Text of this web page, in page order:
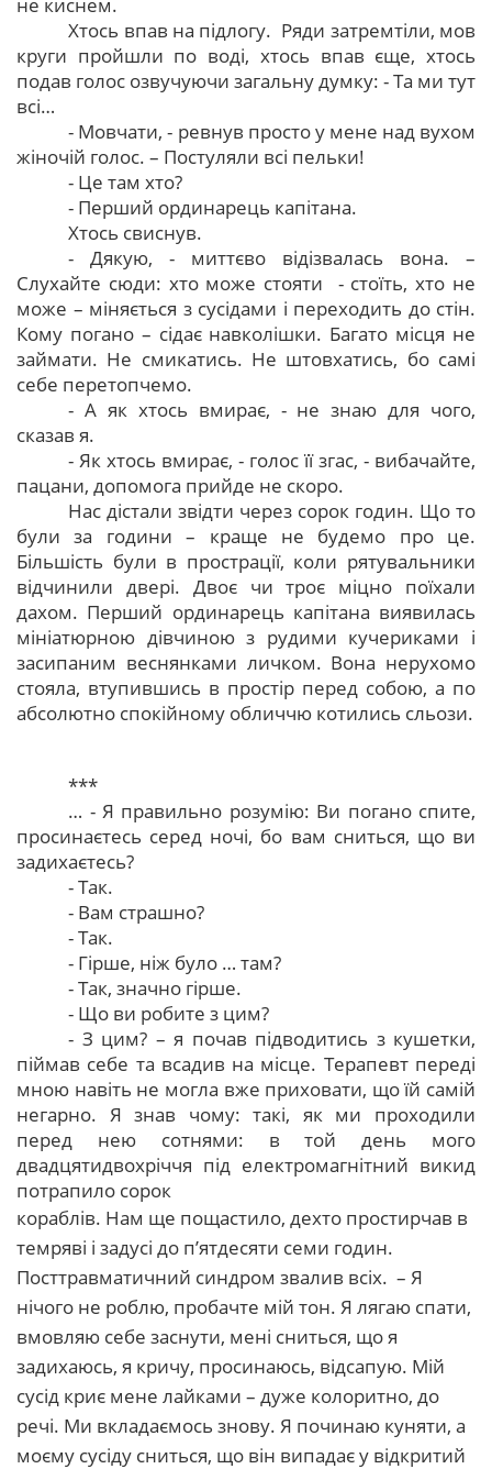
Хтось впав на підлогу. Ряди затремтіли, мов
круги пройшли по воді, хтось впав єще, хтось
подав голос озвучуючи загальну думку: - Та ми тут
всі…
- Мовчати, - ревнув просто у мене над вухом
жіночій голос. – Постуляли всі пельки!
- Це там хто?
- Перший ординарець капітана.
Хтось свиснув.
- Дякую, - миттєво відізвалась вона. –
Слухайте сюди: хто може стояти - стоїть, хто не
може – міняється з сусідами і переходить до стін.
Кому погано – сідає навколішки. Багато місця не
займати. Не смикатись. Не штовхатись, бо самі
себе перетопчемо.
- А як хтось вмирає, - не знаю для чого,
сказав я.
- Як хтось вмирає, - голос її згас, - вибачайте,
пацани, допомога прийде не скоро.
Нас дістали звідти через сорок годин. Що то
були за години – краще не будемо про це.
Більшість були в прострації, коли рятувальники
відчинили двері. Двоє чи троє міцно поїхали
дахом. Перший ординарець капітана виявилась
мініатюрною дівчиною з рудими кучериками і
засипаним веснянками личком. Вона нерухомо
стояла, втупившись в простір перед собою, а по
абсолютно спокійному обличчю котились сльози.
***
… - Я правильно розумію: Ви погано спите,
просинаєтесь серед ночі, бо вам сниться, що ви
задихаєтесь?
- Так.
- Вам страшно?
- Так.
- Гірше, ніж було … там?
- Так, значно гірше.
- Що ви робите з цим?
- З цим? – я почав підводитись з кушетки,
піймав себе та всадив на місце. Терапевт переді
мною навіть не могла вже приховати, що їй самій
негарно. Я знав чому: такі, як ми проходили
перед нею сотнями: в той день мого
двадцятидвохріччя під електромагнітний викид
потрапило сорок
кораблів. Нам ще пощастило, дехто простирчав в
темряві і задусі до п’ятдесяти семи годин.
Посттравматичний синдром звалив всіх. – Я
нічого не роблю, пробачте мій тон. Я лягаю спати,
вмовляю себе заснути, мені сниться, що я
задихаюсь, я кричу, просинаюсь, відсапую. Мій
сусід криє мене лайками – дуже колоритно, до
речі. Ми вкладаємось знову. Я починаю куняти, а
моєму сусіду сниться, що він випадає у відкритий